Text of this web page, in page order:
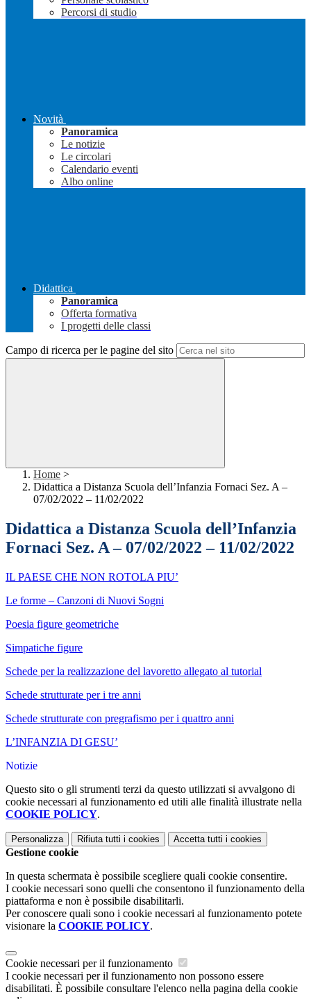
Percorsi di studio
Novità
Panoramica
Le notizie
Le circolari
Calendario eventi
Albo online
Didattica
Panoramica
Offerta formativa
I progetti delle classi
Campo di ricerca per le pagine del sito
Home >
Didattica a Distanza Scuola dell’Infanzia Fornaci Sez. A –
07/02/2022 – 11/02/2022
Didattica a Distanza Scuola dell’Infanzia
Fornaci Sez. A – 07/02/2022 – 11/02/2022
IL PAESE CHE NON ROTOLA PIU’
Le forme – Canzoni di Nuovi Sogni
Poesia figure geometriche
Simpatiche figure
Schede per la realizzazione del lavoretto allegato al tutorial
Schede strutturate per i tre anni
Schede strutturate con pregrafismo per i quattro anni
L’INFANZIA DI GESU’
Notizie
Questo sito o gli strumenti terzi da questo utilizzati si avvalgono di
cookie necessari al funzionamento ed utili alle finalità illustrate nella
COOKIE POLICY.
Personalizza Rifiuta tutti i cookies Accetta tutti i cookies
Gestione cookie
In questa schermata è possibile scegliere quali cookie consentire.
I cookie necessari sono quelli che consentono il funzionamento della
piattaforma e non è possibile disabilitarli.
Per conoscere quali sono i cookie necessari al funzionamento potete
visionare la COOKIE POLICY.
Cookie necessari per il funzionamento
I cookie necessari per il funzionamento non possono essere
disabilitati. È possibile consultare l'elenco nella pagina della cookie